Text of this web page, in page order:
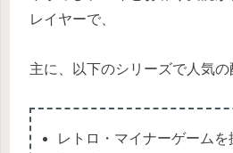
レイヤーで、
主に、以下のシリーズで人気の
レトロ・マイナーゲーム